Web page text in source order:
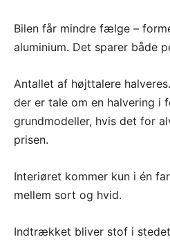
Bilen får mindre fælge –
aluminium. Det sparer både
Antallet af højttalere
der er tale om en halvering i
grundmodeller, hvis det for
prisen.
Interiøret kommer kun i én
mellem sort og hvid.
Indtrækket bliver stof i